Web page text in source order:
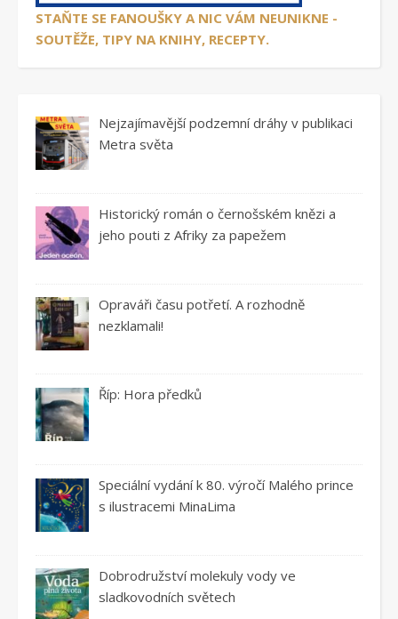
STAŇTE SE FANOUŠKY A NIC VÁM NEUNIKNE -
SOUTĚŽE, TIPY NA KNIHY, RECEPTY.
Nejzajímavější podzemní dráhy v publikaci
Metra světa
Historický román o černošském knězi a
jeho pouti z Afriky za papežem
Opraváři času potřetí. A rozhodně
nezklamali!
Říp: Hora předků
Speciální vydání k 80. výročí Malého prince
s ilustracemi MinaLima
Dobrodružství molekuly vody ve
sladkovodních světech